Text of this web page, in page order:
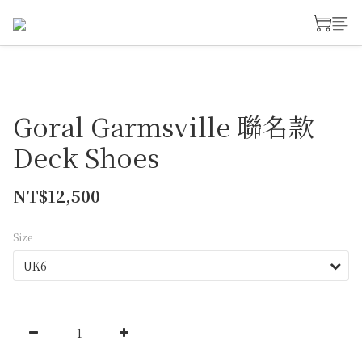
Goral Garmsville 聯名款
Deck Shoes
NT$12,500
Size